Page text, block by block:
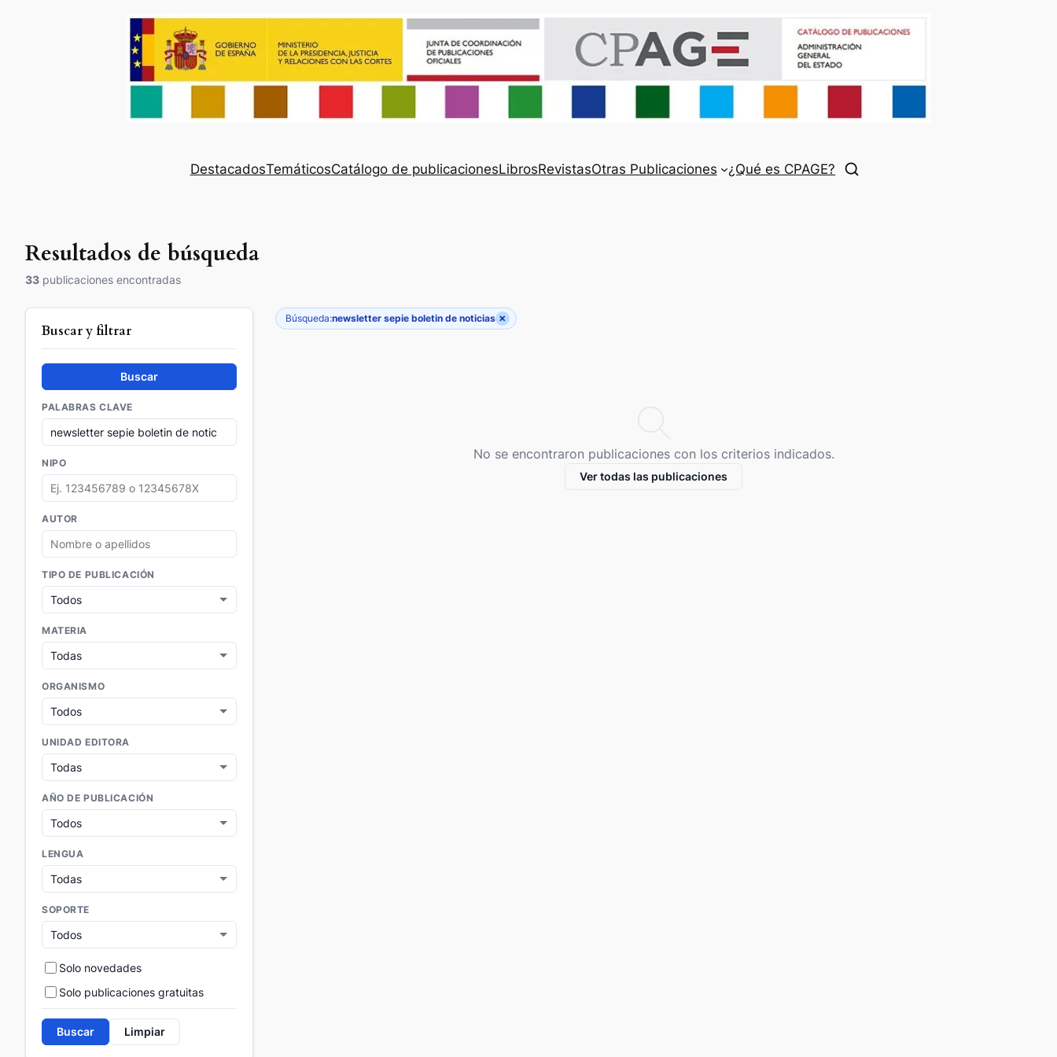
DestacadosTemáticosCatálogo de publicacionesLibrosRevistasOtras Publicaciones ¿Qué es CPAGE?
Resultados de búsqueda
33 publicaciones encontradas
Buscar y filtrar
Buscar
PALABRAS CLAVE
NIPO
AUTOR
TIPO DE PUBLICACIÓN
MATERIA
ORGANISMO
UNIDAD EDITORA
AÑO DE PUBLICACIÓN
LENGUA
SOPORTE
Solo novedades
Solo publicaciones gratuitas
Buscar Limpiar
Búsqueda:newsletter sepie boletin de noticias ×
No se encontraron publicaciones con los criterios indicados.
Ver todas las publicaciones